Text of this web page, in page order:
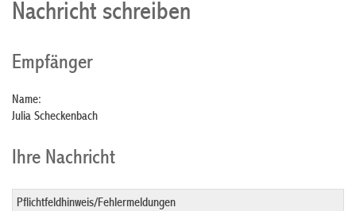
Nachricht schreiben
Empfänger
Name:
Julia Scheckenbach
Ihre Nachricht